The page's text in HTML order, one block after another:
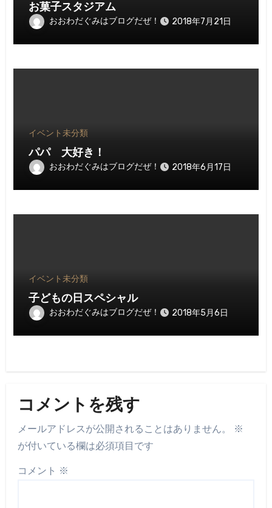
お菓子スタジアム
おおわだぐみはブログだぜ！ 2018年7月21日
イベント未分類
パパ 大好き！
おおわだぐみはブログだぜ！ 2018年6月17日
イベント未分類
子どもの日スペシャル
おおわだぐみはブログだぜ！ 2018年5月6日
コメントを残す
メールアドレスが公開されることはありません。
※
が付いている欄は必須項目です
コメント ※